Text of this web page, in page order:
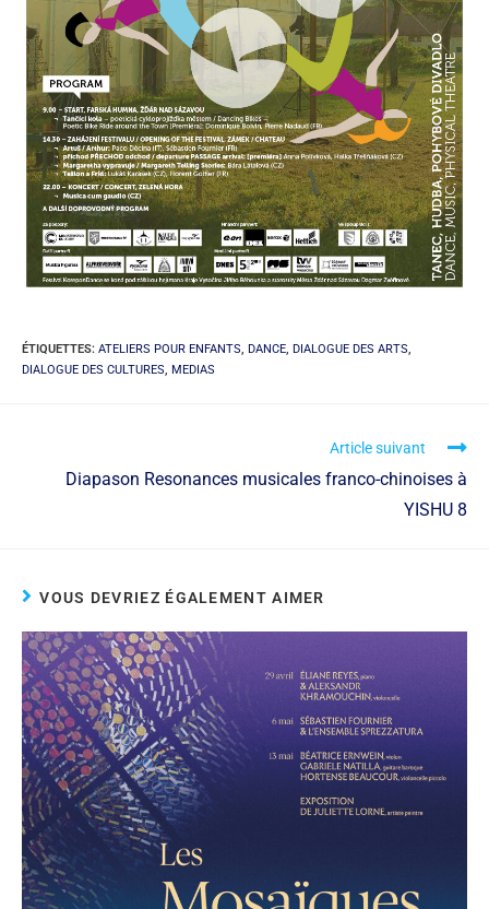
ÉTIQUETTES: ATELIERS POUR ENFANTS, DANCE, DIALOGUE DES ARTS,
DIALOGUE DES CULTURES, MEDIAS
Article suivant
Diapason Resonances musicales franco-chinoises à
YISHU 8
VOUS DEVRIEZ ÉGALEMENT AIMER